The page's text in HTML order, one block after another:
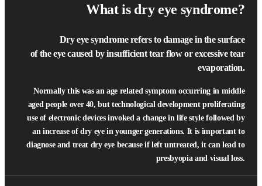
What is dry eye syndrome?
Dry eye syndrome refers to damage in the surface
of the eye caused by insufficient tear flow or excessive tear
evaporation.
Normally this was an age related symptom occurring in middle
aged people over 40, but technological development proliferating
use of electronic devices invoked a change in life style followed by
an increase of dry eye in younger generations. It is important to
diagnose and treat dry eye because if left untreated, it can lead to
presbyopia and visual loss.